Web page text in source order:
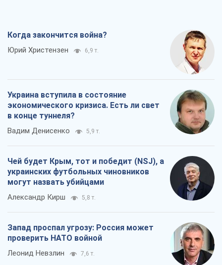
Когда закончится война?
Юрий Христензен 6,9 т.
Украина вступила в состояние
экономического кризиса. Есть ли свет
в конце туннеля?
Вадим Денисенко 5,9 т.
Чей будет Крым, тот и победит (NSJ), а
украинских футбольных чиновников
могут назвать убийцами
Александр Кирш 5,8 т.
Запад проспал угрозу: Россия может
проверить НАТО войной
Леонид Невзлин 7,6 т.